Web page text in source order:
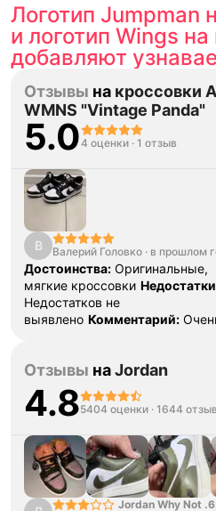
Логотип Jumpman
и логотип Wings на
добавляют
Отзывы на кроссовки
WMNS "Vintage Panda"
5.04 оценки · 1 отзыв
В Валерий Головко · в прошлом
Достоинства: Оригинальные,
мягкие кроссовки
Недостатков не
выявлено Комментарий:
Отзывы наJordan
4.85404 оценки · 1644
Jordan Why Not .6